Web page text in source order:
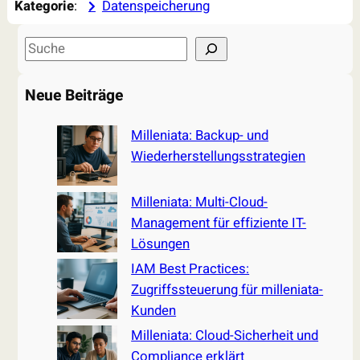
Kategorie:
Datenspeicherung
S
e
a
Neue Beiträge
Milleniata: Backup- und
Wiederherstellungsstrategien
Milleniata: Multi-Cloud-
Management für effiziente IT-
Lösungen
IAM Best Practices:
Zugriffssteuerung für milleniata-
Kunden
Milleniata: Cloud-Sicherheit und